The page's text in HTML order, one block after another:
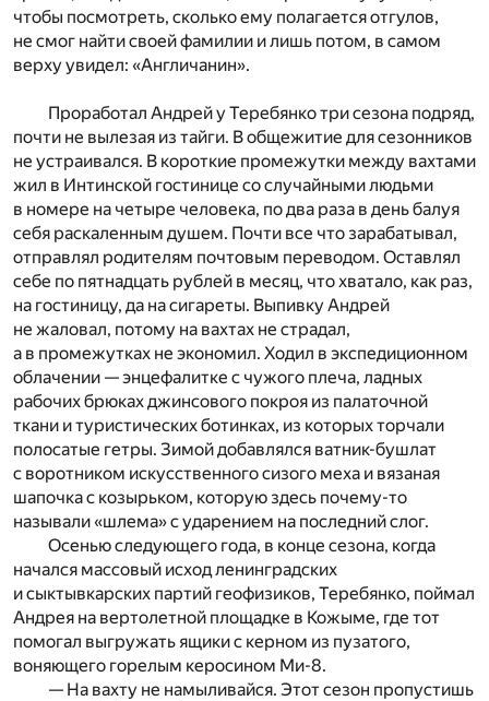
чтобы посмотреть, сколько ему полагается отгулов,
не смог найти своей фамилии и лишь потом, в самом
верху увидел: «Англичанин».
Проработал Андрей у Теребянко три сезона подряд,
почти не вылезая из тайги. В общежитие для сезонников
не устраивался. В короткие промежутки между вахтами
жил в Интинской гостинице со случайными людьми
в номере на четыре человека, по два раза в день балуя
себя раскаленным душем. Почти все что зарабатывал,
отправлял родителям почтовым переводом. Оставлял
себе по пятнадцать рублей в месяц, что хватало, как раз,
на гостиницу, да на сигареты. Выпивку Андрей
не жаловал, потому на вахтах не страдал,
а в промежутках не экономил. Ходил в экспедиционном
облачении — энцефалитке с чужого плеча, ладных
рабочих брюках джинсового покроя из палаточной
ткани и туристических ботинках, из которых торчали
полосатые гетры. Зимой добавлялся ватник-бушлат
с воротником искусственного сизого меха и вязаная
шапочка с козырьком, которую здесь почему-то
называли «шлема» с ударением на последний слог.
Осенью следующего года, в конце сезона, когда
начался массовый исход ленинградских
и сыктывкарских партий геофизиков, Теребянко, поймал
Андрея на вертолетной площадке в Кожыме, где тот
помогал выгружать ящики с керном из пузатого,
воняющего горелым керосином Ми-8.
— На вахту не намыливайся. Этот сезон пропустишь